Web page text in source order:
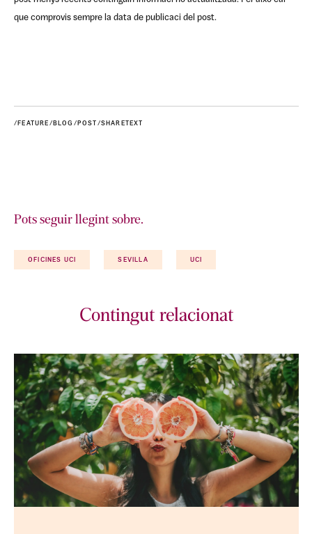
que comprovis sempre la data de publicaci del post.
/FEATURE/BLOG/POST/SHARETEXT
Pots seguir llegint sobre.
OFICINES UCI SEVILLA UCI
Contingut relacionat